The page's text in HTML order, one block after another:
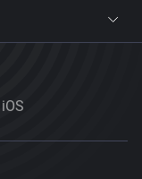
iOS